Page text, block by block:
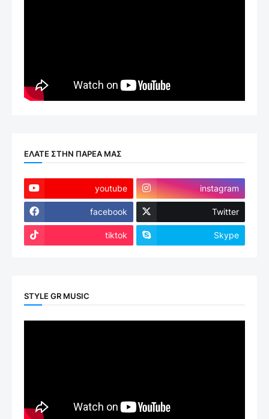
ΕΛΑΤΕ ΣΤΗΝ ΠΑΡΕΑ ΜΑΣ
youtube instagram
facebook Twitter
tiktok Skype
STYLE GR MUSIC